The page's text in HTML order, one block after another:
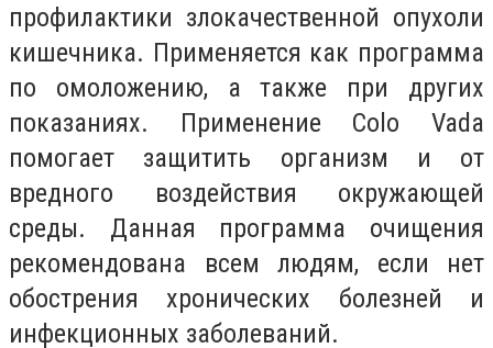
профилактики злокачественной опухоли
кишечника. Применяется как программа
по омоложению, а также при других
показаниях. Применение Colo Vada
помогает защитить организм и от
вредного воздействия окружающей
среды. Данная программа очищения
рекомендована всем людям, если нет
обострения хронических болезней и
инфекционных заболеваний.